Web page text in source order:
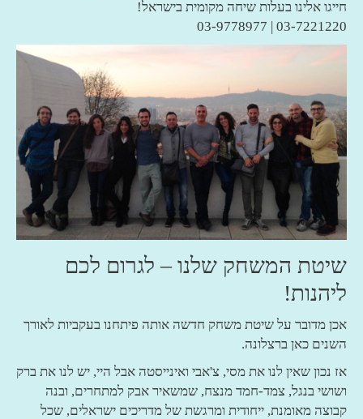
חייגו אלינו בעלות שיחה מקומית בישראל!
03-7221220 | 03-9778977
שיטת המשחק שלנו – לגרום לכם
ליהנות!
אכן מדובר על שיטת משחק חדשה אותה פיתחנו בעקביות לאורך
השנים כאן ברצלונה.
אז נכון שאין לנו את מסי, צ'אבי ואינייסטה אבל היי, יש לנו את ברק
ושושי בנגל, צמד-חמד מנצח, שמשאיר אבק למתחרים, ובנה
קבוצה מאומנת, ייחודית ומרגשת של מדריכים ישראלים, שכל